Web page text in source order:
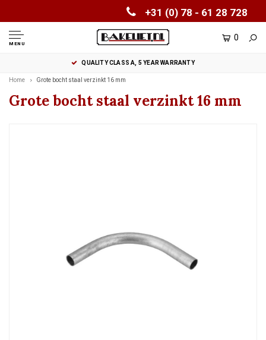
+31 (0) 78 - 61 28 728
MENU
0
QUALITY CLASS A, 5 YEAR WARRANTY
Home Grote bocht staal verzinkt 16 mm
Grote bocht staal verzinkt 16 mm